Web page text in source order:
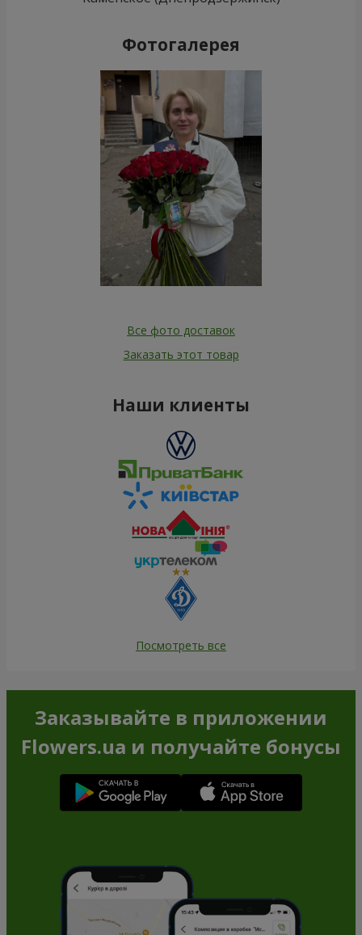
Фотогалерея
Все фото доставок
Заказать этот товар
Наши клиенты
Посмотреть все
Заказывайте в приложении
Flowers.ua и получайте бонусы